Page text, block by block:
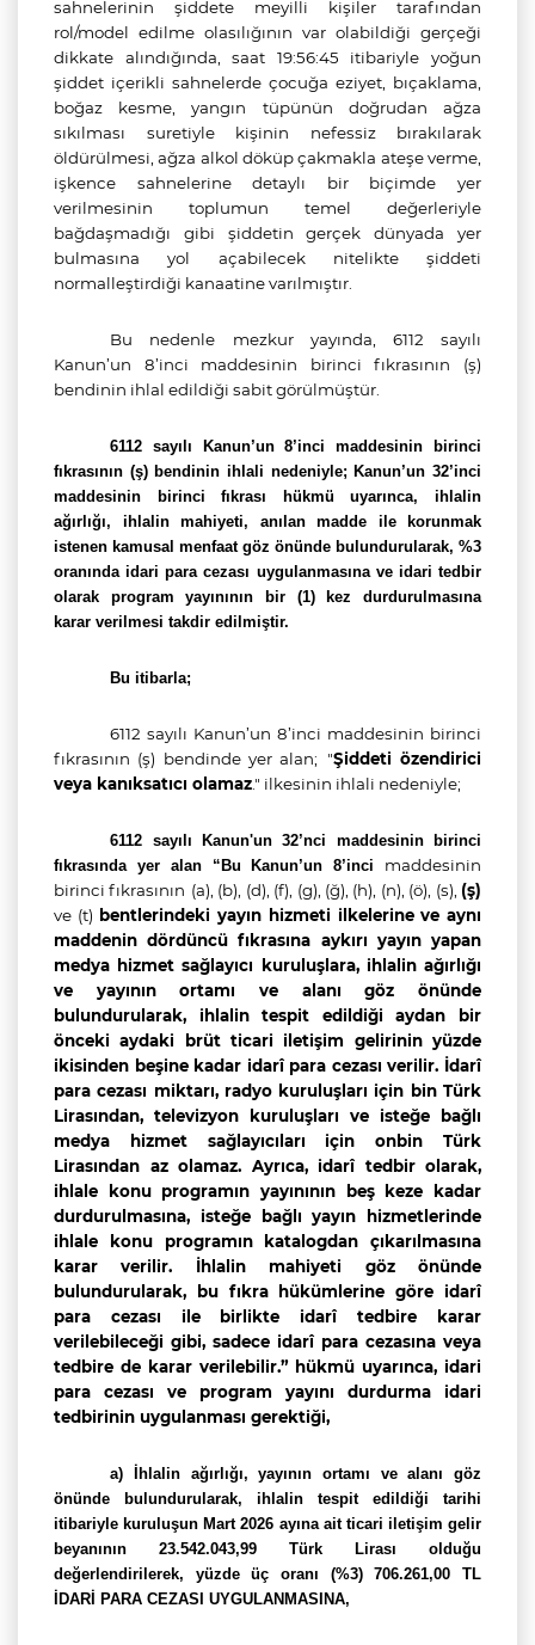
sahnelerinin şiddete meyilli kişiler tarafından
rol/model edilme olasılığının var olabildiği gerçeği
dikkate alındığında, saat 19:56:45 itibariyle yoğun
şiddet içerikli sahnelerde çocuğa eziyet, bıçaklama,
boğaz kesme, yangın tüpünün doğrudan ağza
sıkılması suretiyle kişinin nefessiz bırakılarak
öldürülmesi, ağza alkol döküp çakmakla ateşe verme,
işkence sahnelerine detaylı bir biçimde yer
verilmesinin toplumun temel değerleriyle
bağdaşmadığı gibi şiddetin gerçek dünyada yer
bulmasına yol açabilecek nitelikte şiddeti
normalleştirdiği kanaatine varılmıştır.
Bu nedenle
mezkur yayında, 6112 sayılı
Kanun’un 8’inci maddesinin birinci fıkrasının (ş)
bendinin ihlal edildiği sabit görülmüştür.
6112 sayılı Kanun’un 8’inci maddesinin birinci
fıkrasının (ş) bendinin ihlali nedeniyle; Kanun’un 32’inci
maddesinin birinci fıkrası hükmü uyarınca, ihlalin
ağırlığı, ihlalin mahiyeti, anılan madde ile korunmak
istenen kamusal menfaat göz önünde bulundurularak, %3
oranında idari para cezası uygulanmasına ve idari tedbir
olarak program yayınının bir (1) kez durdurulmasına
karar verilmesi takdir edilmiştir.
Bu itibarla;
6112 sayılı Kanun’un 8’inci maddesinin birinci
fıkrasının (ş) bendinde yer alan;
"Şiddeti özendirici
veya kanıksatıcı olamaz." ilkesinin ihlali nedeniyle;
6112 sayılı Kanun'un 32’nci maddesinin birinci
fıkrasında yer alan “Bu Kanun’un 8’inci maddesinin
birinci fıkrasının (a), (b), (d), (f), (g), (ğ), (h), (n), (ö), (s), (ş)
ve (t) bentlerindeki yayın hizmeti ilkelerine ve aynı
maddenin dördüncü fıkrasına aykırı yayın yapan
medya hizmet sağlayıcı kuruluşlara, ihlalin ağırlığı
ve yayının ortamı ve alanı göz önünde
bulundurularak, ihlalin tespit edildiği aydan bir
önceki aydaki brüt ticari iletişim gelirinin yüzde
ikisinden beşine kadar idarî para cezası verilir. İdarî
para cezası miktarı, radyo kuruluşları için bin Türk
Lirasından, televizyon kuruluşları ve isteğe bağlı
medya hizmet sağlayıcıları için onbin Türk
Lirasından az olamaz. Ayrıca, idarî tedbir olarak,
ihlale konu programın yayınının beş keze kadar
durdurulmasına, isteğe bağlı yayın hizmetlerinde
ihlale konu programın katalogdan çıkarılmasına
karar verilir. İhlalin mahiyeti göz önünde
bulundurularak, bu fıkra hükümlerine göre idarî
para cezası ile birlikte idarî tedbire karar
verilebileceği gibi, sadece idarî para cezasına veya
tedbire de karar verilebilir.” hükmü uyarınca, idari
para cezası ve program yayını durdurma idari
tedbirinin uygulanması gerektiği,
a)
hlalin ağırlığı, yayının ortamı ve alanı göz
önünde bulundurularak, ihlalin tespit edildiği tarihi
itibariyle kuruluşun Mart 2026 ayına ait ticari iletişim gelir
beyanının 23.542.043,99 Türk Lirası olduğu
değerlendirilerek, yüzde üç oranı (%3) 706.261,00 TL
İDARİ PARA CEZASI UYGULANMASINA,